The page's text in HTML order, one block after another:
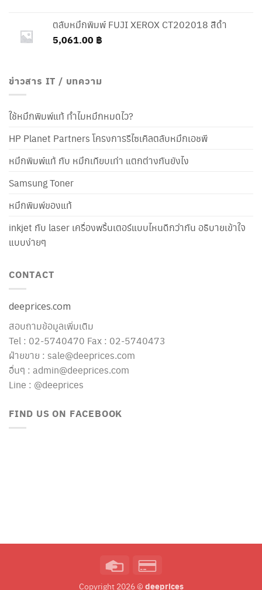
ตลับหมึกพิมพ์ FUJI XEROX CT202018 สีดำ
5,061.00 ฿
ข่าวสาร IT / บทความ
ใช้หมึกพิมพ์แท้ ทำไมหมึกหมดไว?
HP Planet Partners โครงการรีไซเคิลตลับหมึกเอชพี
หมึกพิมพ์แท้ กับ หมึกเทียบเท่า แตกต่างกันยังไง
Samsung Toner
หมึกพิมพ์ของแท้
inkjet กับ laser เครื่องพริ้นเตอร์แบบไหนดีกว่ากัน อธิบายเข้าใจ
แบบง่ายๆ
CONTACT
deeprices.com
สอบถามข้อมูลเพิ่มเติม
Tel : 02-5740470 Fax : 02-5740473
ฝ่ายขาย : sale@deeprices.com
อื่นๆ : admin@deeprices.com
Line : @deeprices
FIND US ON FACEBOOK
Credit
Copyright 2026 © deeprices